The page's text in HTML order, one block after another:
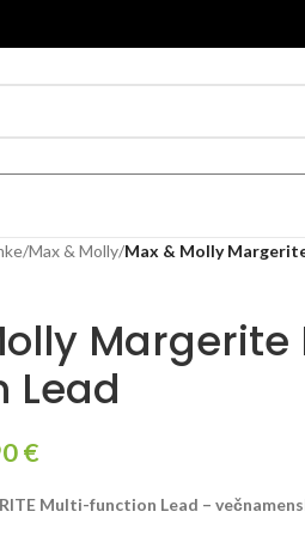
/Max & Molly/Max & Molly
Lead
€
Multi-function Lead –